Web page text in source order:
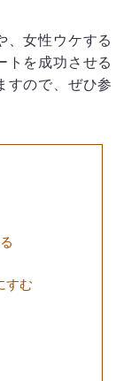
、女性ウケする
トを成功させる
すので、ぜひ参
すむ